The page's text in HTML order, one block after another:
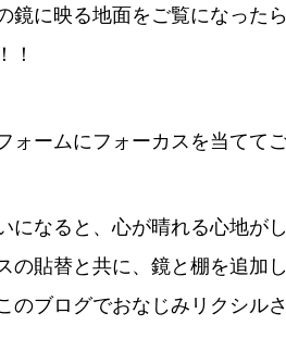
鏡に映る地面をご覧になった
！
ォームにフォーカスを当てて
になると、心が晴れる心地が
の貼替と共に、鏡と棚を追加
のブログでおなじみリクシル